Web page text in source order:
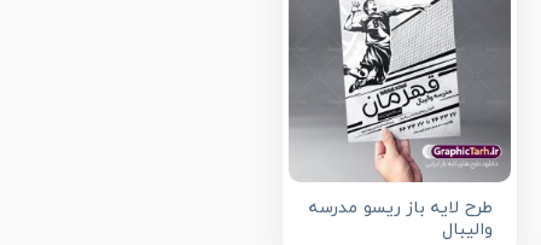
طرح لایه باز ریسو مدرسه
والیبال